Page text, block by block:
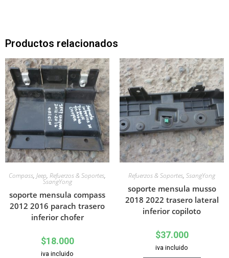
Productos relacionados
Compass, Jeep, Refuerzos & Soportes,
SsangYong
soporte mensula compass
2012 2016 parach trasero
inferior chofer
$18.000
iva incluido
Refuerzos & Soportes, SsangYong
soporte mensula musso
2018 2022 trasero lateral
inferior copiloto
$37.000
iva incluido